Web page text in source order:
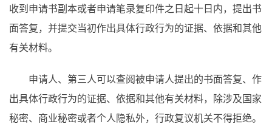
收到申请书副本或者申请笔录复印件之日起十日内，提出书
面答复，并提交当初作出具体行政行为的证据、依据和其他
有关材料。
申请人、第三人可以查阅被申请人提出的书面答复、作
出具体行政行为的证据、依据和其他有关材料，除涉及国家
秘密、商业秘密或者个人隐私外，行政复议机关不得拒绝。